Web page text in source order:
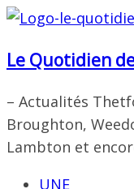
Passer
contenu
Le Quotidien
– Actualités
Broughton,
Lambton et
UNE